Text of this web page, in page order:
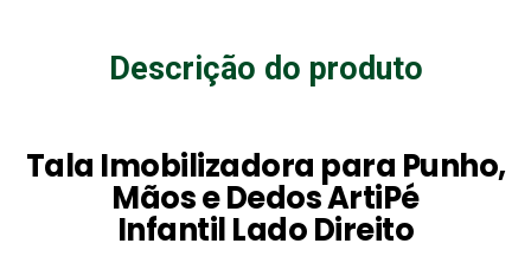
Descrição do produto
Tala Imobilizadora para Punho,
Mãos e Dedos ArtiPé
Infantil Lado Direito